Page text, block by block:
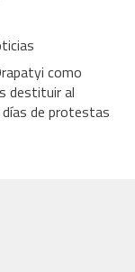
como
destituir al
días de protestas